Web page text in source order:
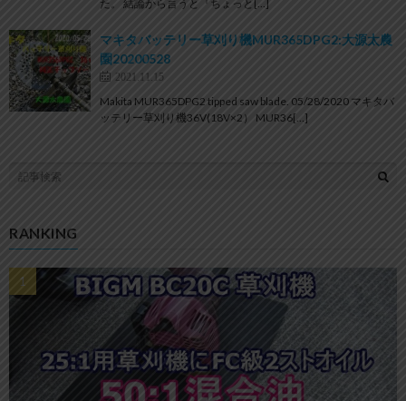
た。 結論から言うと『ちょっと[…]
マキタバッテリー草刈り機MUR365DPG2:大源太農
園20200528
2021.11.15
Makita MUR365DPG2 tipped saw blade. 05/28/2020 マキタバ
ッテリー草刈り機36V(18V×2） MUR36[…]
RANKING